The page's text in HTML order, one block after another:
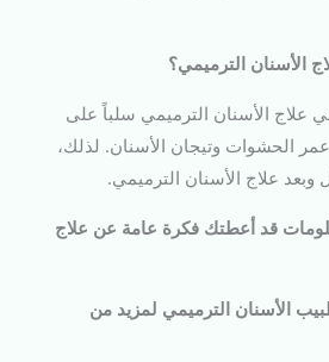
الأسنان الترميمي؟
علاج الأسنان الترميمي سلباً على
الحشوات وتيجان الأسنان. لذلك،
علاج الأسنان الترميمي.
قد أعطتك فكرة عامة عن علاج
الأسنان الترميمي لمزيد من